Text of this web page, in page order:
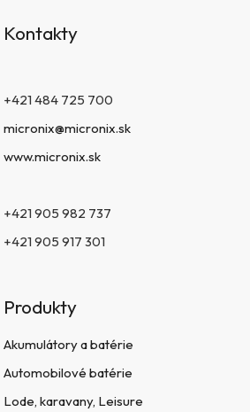
Kontakty
+421 484 725 700
micronix@micronix.sk
www.micronix.sk
+421 905 982 737
+421 905 917 301
Produkty
Akumulátory a batérie
Automobilové batérie
Lode, karavany, Leisure